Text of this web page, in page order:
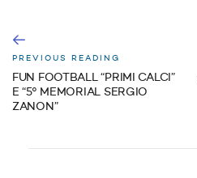
PREVIOUS READING
FUN FOOTBALL “PRIMI CALCI”
E “5° MEMORIAL SERGIO
ZANON”